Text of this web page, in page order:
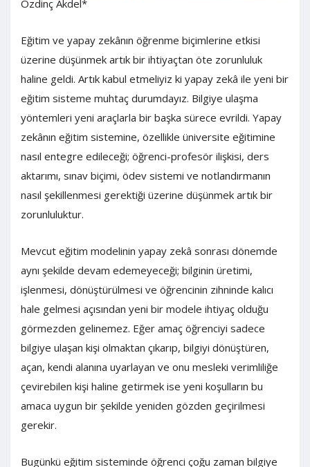
Özdinç Akdel*
Eğitim ve yapay zekânın öğrenme biçimlerine etkisi
üzerine düşünmek artık bir ihtiyaçtan öte zorunluluk
haline geldi. Artık kabul etmeliyiz ki yapay zekâ ile yeni bir
eğitim sisteme muhtaç durumdayız. Bilgiye ulaşma
yöntemleri yeni araçlarla bir başka sürece evrildi. Yapay
zekânın eğitim sistemine, özellikle üniversite eğitimine
nasıl entegre edileceği; öğrenci-profesör ilişkisi, ders
aktarımı, sınav biçimi, ödev sistemi ve notlandırmanın
nasıl şekillenmesi gerektiği üzerine düşünmek artık bir
zorunluluktur.
Mevcut eğitim modelinin yapay zekâ sonrası dönemde
aynı şekilde devam edemeyeceği; bilginin üretimi,
işlenmesi, dönüştürülmesi ve öğrencinin zihninde kalıcı
hale gelmesi açısından yeni bir modele ihtiyaç olduğu
görmezden gelinemez. Eğer amaç öğrenciyi sadece
bilgiye ulaşan kişi olmaktan çıkarıp, bilgiyi dönüştüren,
açan, kendi alanına uyarlayan ve onu mesleki verimliliğe
çevirebilen kişi haline getirmek ise yeni koşulların bu
amaca uygun bir şekilde yeniden gözden geçirilmesi
gerekir.
Bugünkü eğitim sisteminde öğrenci çoğu zaman bilgiye